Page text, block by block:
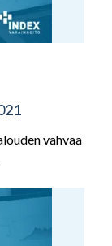
vahvaa